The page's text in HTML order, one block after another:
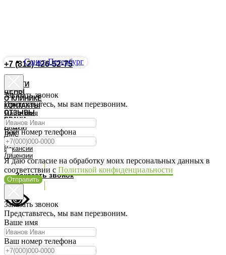
+7 (812) 426-52-75
Запись Онлайн
УСЛУГИ
ЦЕНЫ
О КЛИНИКЕ
КОНТАКТЫ
ОТЗЫВЫ
ВРАЧИ
АКЦИИ
ДМС
Документы
Вакансии
Лицензии
Заказать звонок
Санкт-Петербург
Заказать звонок
Представьтесь, мы вам перезвоним.
Ваше имя
Ваш номер телефона
Я даю согласие на обработку моих персональных данных в
соответствии с Политикой конфиденциальности
Отправить
Заказать звонок
Представьтесь, мы вам перезвоним.
Ваше имя
Ваш номер телефона